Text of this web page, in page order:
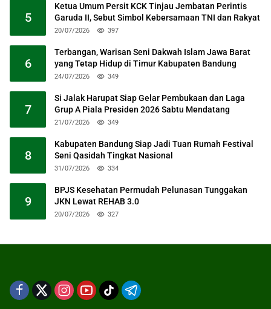
5
Ketua Umum Persit KCK Tinjau Jembatan Perintis
Garuda II, Sebut Simbol Kebersamaan TNI dan Rakyat
20/07/2026 397
6
Terbangan, Warisan Seni Dakwah Islam Jawa Barat
yang Tetap Hidup di Timur Kabupaten Bandung
24/07/2026 349
7
Si Jalak Harupat Siap Gelar Pembukaan dan Laga
Grup A Piala Presiden 2026 Sabtu Mendatang
21/07/2026 349
8
Kabupaten Bandung Siap Jadi Tuan Rumah Festival
Seni Qasidah Tingkat Nasional
31/07/2026 334
9
BPJS Kesehatan Permudah Pelunasan Tunggakan
JKN Lewat REHAB 3.0
20/07/2026 327